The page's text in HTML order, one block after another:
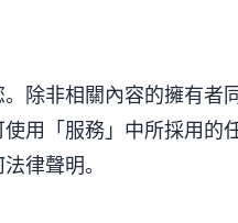
除非相關內容的擁有者
用「服務」中所採用的
律聲明。